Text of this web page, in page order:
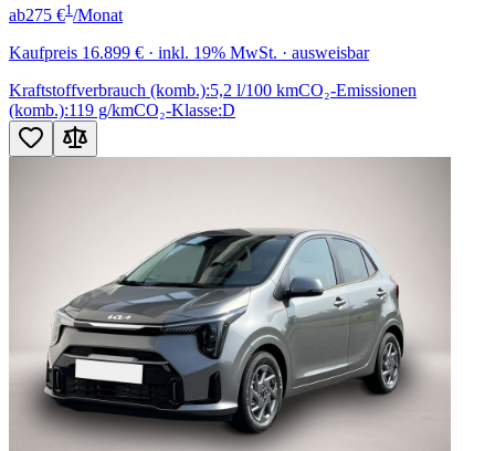
ab275 €1/Monat
Kaufpreis 16.899 € · inkl. 19% MwSt. · ausweisbar
Kraftstoffverbrauch (komb.):5,2 l/100 kmCO₂-Emissionen
(komb.):119 g/kmCO₂-Klasse:D